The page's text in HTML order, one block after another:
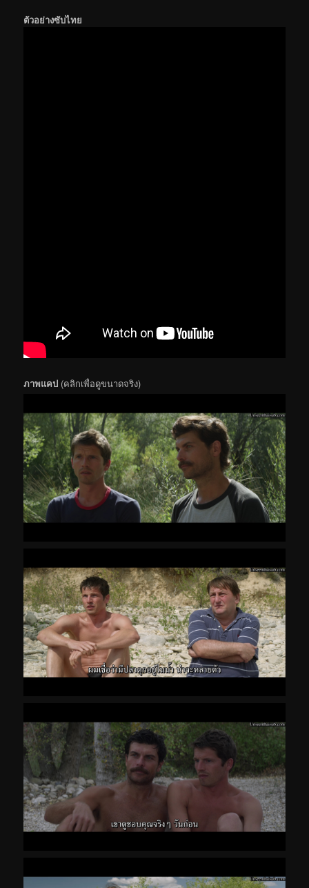
ตัวอย่างซับไทย
ภาพแคป (คลิกเพื่อดูขนาดจริง)